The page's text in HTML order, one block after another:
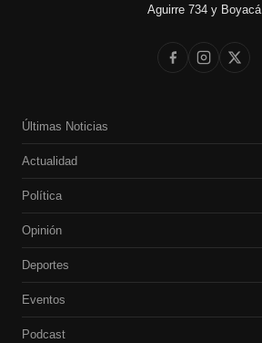
Aguirre 734 y Boyacá
Últimas Noticias
Actualidad
Política
Opinión
Deportes
Eventos
Podcast